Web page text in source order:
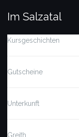
Im Salzatal
Kursgeschichten
Gutscheine
Unterkunft
Greith